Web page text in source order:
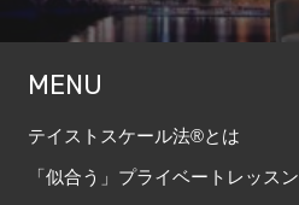
MENU
テイストスケール法®とは
「似合う」プライベートレッスン